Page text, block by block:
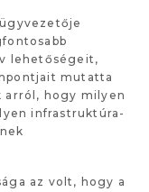
lehetőségeit,
mutatta
arról, hogy milyen
infrastruktúra-
az volt, hogy a